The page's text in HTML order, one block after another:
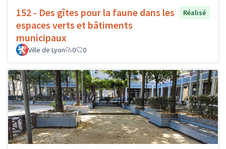
152 - Des gîtes pour la faune dans les
espaces verts et bâtiments
municipaux
Réalisé
Ville de Lyon 0 0